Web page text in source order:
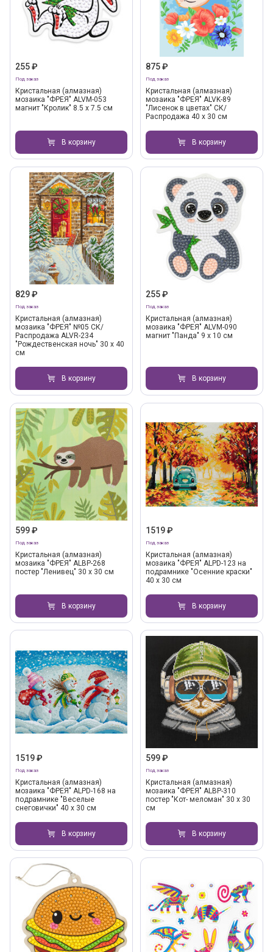
255 ₽
Под заказ
Кристальная (алмазная)
мозаика "ФРЕЯ" ALVM-053
магнит "Кролик" 8.5 х 7.5 см
В корзину
875 ₽
Под заказ
Кристальная (алмазная)
мозаика "ФРЕЯ" ALVK-89
"Лисенок в цветах" СК/
Распродажа 40 х 30 см
В корзину
829 ₽
Под заказ
Кристальная (алмазная)
мозаика "ФРЕЯ" №05 СК/
Распродажа ALVR-234
"Рождественская ночь" 30 х 40
см
В корзину
255 ₽
Под заказ
Кристальная (алмазная)
мозаика "ФРЕЯ" ALVM-090
магнит "Панда" 9 х 10 см
В корзину
599 ₽
Под заказ
Кристальная (алмазная)
мозаика "ФРЕЯ" ALBP-268
постер "Ленивец" 30 х 30 см
В корзину
1519 ₽
Под заказ
Кристальная (алмазная)
мозаика "ФРЕЯ" ALPD-123 на
подрамнике "Осенние краски"
40 х 30 см
В корзину
1519 ₽
Под заказ
Кристальная (алмазная)
мозаика "ФРЕЯ" ALPD-168 на
подрамнике "Веселые
снеговички" 40 х 30 см
В корзину
599 ₽
Под заказ
Кристальная (алмазная)
мозаика "ФРЕЯ" ALBP-310
постер "Кот- меломан" 30 х 30
см
В корзину